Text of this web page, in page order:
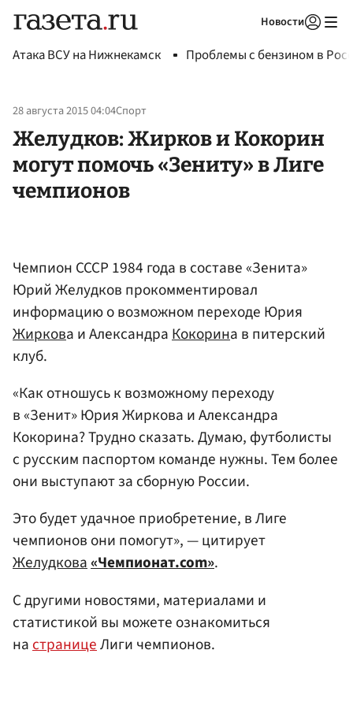
Новости
Атака ВСУ на Нижнекамск Проблемы с бензином в
28 августа 2015 04:04Спорт
Желудков: Жирков и Кокорин
могут помочь «Зениту» в Лиге
чемпионов
Чемпион СССР 1984 года в составе «Зенита»
Юрий Желудков прокомментировал
информацию о возможном переходе Юрия
Жиркова и АлександраКокорина в питерский
клуб.
«Как отношусь к возможному переходу
в «Зенит» Юрия Жиркова и Александра
Кокорина? Трудно сказать. Думаю, футболисты
с русским паспортом команде нужны. Тем более
они выступают за сборную России.
Это будет удачное приобретение, в Лиге
чемпионов они помогут», — цитирует
Желудкова«Чемпионат.com».
С другими новостями, материалами и
статистикой вы можете ознакомиться
на страницеЛиги чемпионов.